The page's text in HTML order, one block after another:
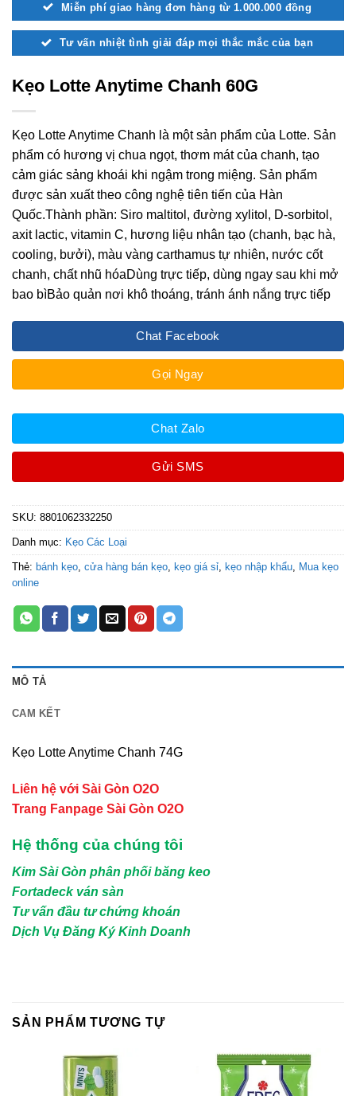
Miễn phí giao hàng đơn hàng từ 1.000.000 đồng
Tư vấn nhiệt tình giải đáp mọi thắc mắc của bạn
Kẹo Lotte Anytime Chanh 60G
Kẹo Lotte Anytime Chanh là một sản phẩm của Lotte. Sản
phẩm có hương vị chua ngọt, thơm mát của chanh, tạo
cảm giác sảng khoái khi ngậm trong miệng. Sản phẩm
được sản xuất theo công nghệ tiên tiến của Hàn
Quốc.Thành phần: Siro maltitol, đường xylitol, D-sorbitol,
axit lactic, vitamin C, hương liệu nhân tạo (chanh, bạc hà,
cooling, bưởi), màu vàng carthamus tự nhiên, nước cốt
chanh, chất nhũ hóaDùng trực tiếp, dùng ngay sau khi mở
bao bìBảo quản nơi khô thoáng, tránh ánh nắng trực tiếp
Chat Facebook
Gọi Ngay
Chat Zalo
Gửi SMS
SKU: 8801062332250
Danh mục: Kẹo Các Loại
Thẻ: bánh kẹo, cửa hàng bán kẹo, kẹo giá sỉ, kẹo nhập khẩu, Mua kẹo
online
MÔ TẢ
CAM KẾT
Kẹo Lotte Anytime Chanh 74G
Liên hệ với Sài Gòn O2O
Trang Fanpage Sài Gòn O2O
Hệ thống của chúng tôi
Kim Sài Gòn phân phối băng keo
Fortadeck ván sàn
Tư vấn đầu tư chứng khoán
Dịch Vụ Đăng Ký Kinh Doanh
SẢN PHẨM TƯƠNG TỰ